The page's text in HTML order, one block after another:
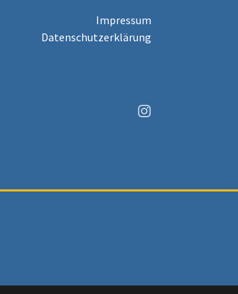
Impressum
Datenschutzerklärung